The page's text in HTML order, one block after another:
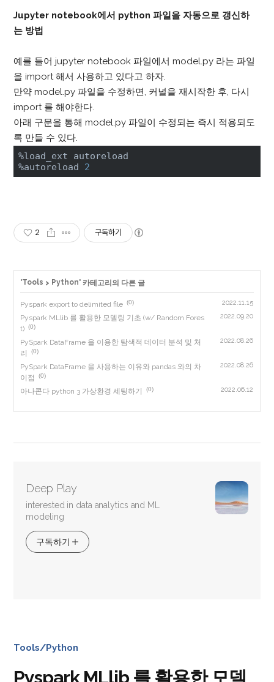
Jupyter notebook에서 python 파일을 자동으로 갱신하
는 방법
예를 들어 jupyter notebook 파일에서 model.py 라는 파일
을 import 해서 사용하고 있다고 하자.
만약 model.py 파일을 수정하면, 커널을 재시작한 후, 다시
import 를 해야한다.
아래 구문을 통해 model.py 파일이 수정되는 즉시 적용되도
록 만들 수 있다.
%load_ext autoreload
%autoreload 2
2 구독하기
'Tools > Python' 카테고리의 다른 글
Pyspark export to delimited file (0) 2022.11.15
Pyspark MLlib 를 활용한 모델링 기초 (w/ Random Fores
t) (0)
2022.09.20
PySpark DataFrame 을 이용한 탐색적 데이터 분석 및 처
리
(0)
2022.08.26
PySpark DataFrame 을 사용하는 이유와 pandas 와의 차
이점
(0)
2022.08.26
아나콘다 python 3 가상환경 세팅하기 (0) 2022.06.12
Deep Play
interested in data analytics and ML
modeling
구독하기
Tools/Python
Pyspark MLlib 를 활용한 모델